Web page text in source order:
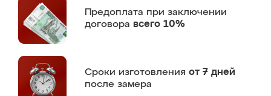
Предоплата при заключении
договора всего 10%
Сроки изготовления от 7 дней
после замера